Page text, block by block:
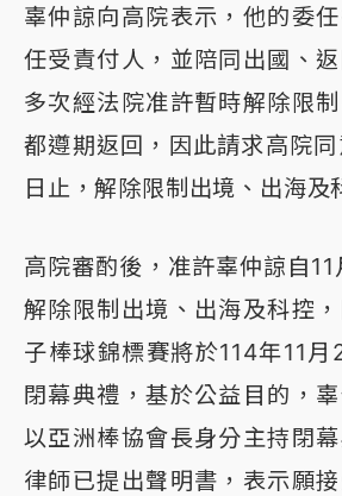
辜仲諒向高院表示，他的委
任受責付人，並陪同出國、
多次經法院准許暫時解除限
都遵期返回，因此請求高院
日止，解除限制出境、出海及
高院審酌後，准許辜仲諒自
解除限制出境、出海及科控
子棒球錦標賽將於114年11
閉幕典禮，基於公益目的，
以亞洲棒協會長身分主持閉
律師已提出聲明書，表示願